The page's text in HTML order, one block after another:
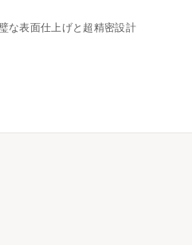
な表面仕上げと超精密設計